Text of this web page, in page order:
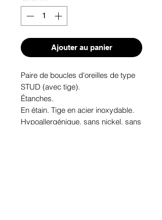
Ajouter au panier
Paire de boucles d'oreilles de type
STUD (avec tige).
Étanches.
En étain. Tige en acier inoxydable.
Hypoallergénique, sans nickel, sans